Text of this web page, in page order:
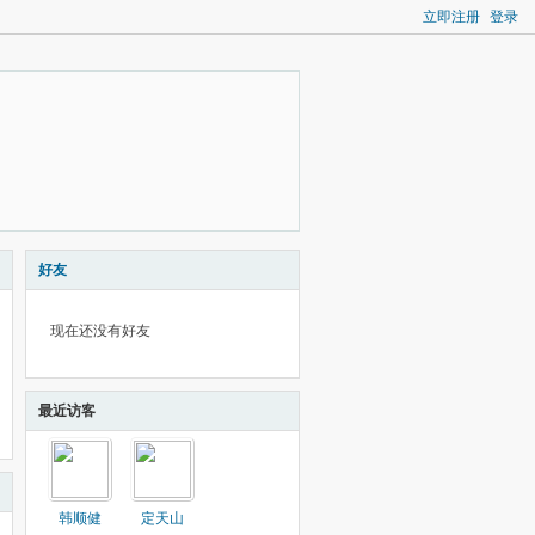
立即注册 登录
好友
现在还没有好友
最近访客
韩顺健
定天山